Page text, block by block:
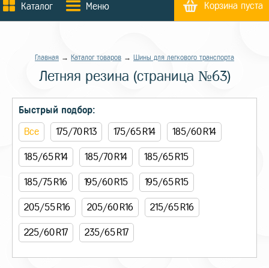
Каталог Меню Корзина пуста
Главная → Каталог товаров → Шины для легкового транспорта
Летняя резина (страница №63)
Быстрый подбор:
Все 175/70 R13 175/65 R14 185/60 R14
185/65 R14 185/70 R14 185/65 R15
185/75 R16 195/60 R15 195/65 R15
205/55 R16 205/60 R16 215/65 R16
225/60 R17 235/65 R17